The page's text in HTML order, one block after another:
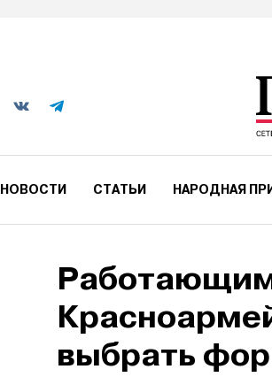
НОВОСТИ СТАТЬИ НАРОДНАЯ
выбрать